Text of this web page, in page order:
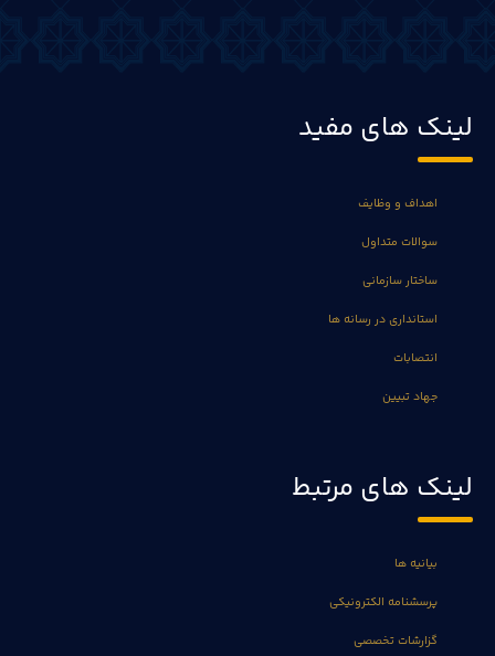
لینک های مفید
اهداف و وظایف
سوالات متداول
ساختار سازمانی
استانداری در رسانه ها
انتصابات
جهاد تبیین
لینک های مرتبط
بیانیه ها
پرسشنامه الکترونیکی
گزارشات تخصصی